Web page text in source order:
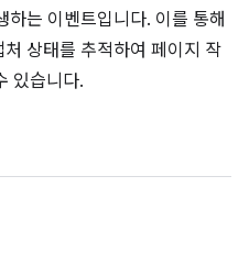
하는 이벤트입니다. 이를 통해
상태를 추적하여 페이지 작
있습니다.